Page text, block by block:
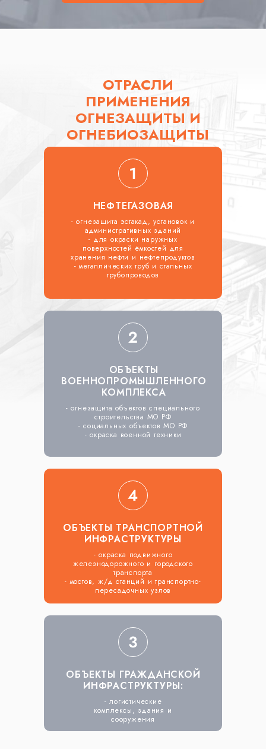
ОТРАСЛИ
ПРИМЕНЕНИЯ
ОГНЕЗАЩИТЫ И
ОГНЕБИОЗАЩИТЫ
НЕФТЕГАЗОВАЯ
- огнезащита эстакад, установок и
административных зданий
- для окраски наружных
поверхностей ёмкостей для
хранения нефти и нефтепродуктов
- металлических труб и стальных
трубопроводов
ОБЪЕКТЫ
ВОЕННОПРОМЫШЛЕННОГО
КОМПЛЕКСА
- огнезащита объектов специального
строительства МО РФ
- социальных объектов МО РФ
- окраска военной техники
ОБЪЕКТЫ ГРАЖДАНСКОЙ
ИНФРАСТРУКТУРЫ:
- логистические
комплексы, здания и
сооружения
ОБЪЕКТЫ ТРАНСПОРТНОЙ
ИНФРАСТРУКТУРЫ
- окраска подвижного
железнодорожного и городского
транспорта
- мостов, ж/д станций и транспортно-
пересадочных узлов